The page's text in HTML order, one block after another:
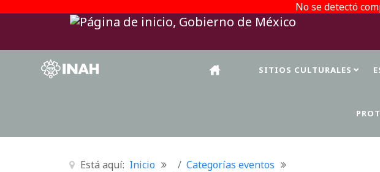
No se detectó
SITIOS CULTURALES
Está aquí: Inicio
Categorías eventos